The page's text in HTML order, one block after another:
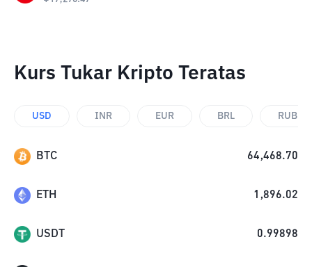
Kurs Tukar Kripto Teratas
USD INR EUR BRL RUB
BTC 64,468.70
ETH 1,896.02
USDT 0.99898